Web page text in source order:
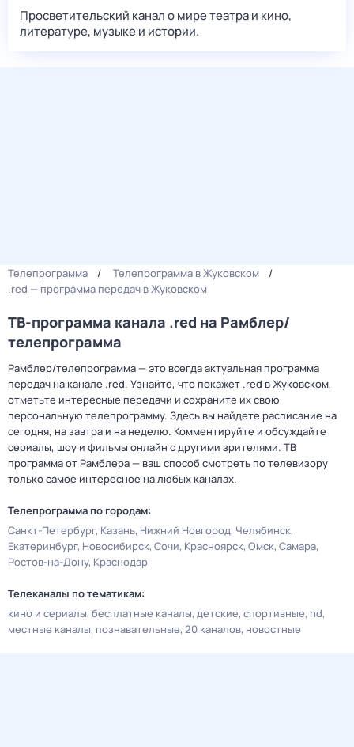
Просветительский канал о мире театра и кино,
литературе, музыке и истории.
Телепрограмма
Телепрограмма в Жуковском
.red — программа передач в Жуковском
ТВ-программа канала .red на Рамблер/
телепрограмма
Рамблер/телепрограмма — это всегда актуальная программа
передач на канале .red. Узнайте, что покажет .red в Жуковском,
отметьте интересные передачи и сохраните их свою
персональную телепрограмму. Здесь вы найдете расписание на
сегодня, на завтра и на неделю. Комментируйте и обсуждайте
сериалы, шоу и фильмы онлайн с другими зрителями. ТВ
программа от Рамблера — ваш способ смотреть по телевизору
только самое интересное на любых каналах.
Телепрограмма по городам:
Санкт-Петербург Казань Нижний Новгород Челябинск
Екатеринбург Новосибирск Сочи Красноярск Омск Самара
Ростов-на-Дону Краснодар
Телеканалы по тематикам:
кино и сериалы бесплатные каналы детские спортивные hd
местные каналы познавательные 20 каналов новостные